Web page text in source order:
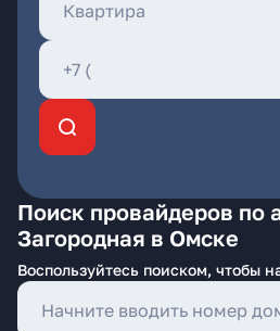
Поиск провайдеров по
Загородная в Омске
Воспользуйтесь поиском, чтобы